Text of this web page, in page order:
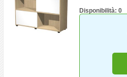
Disponibilità: 0